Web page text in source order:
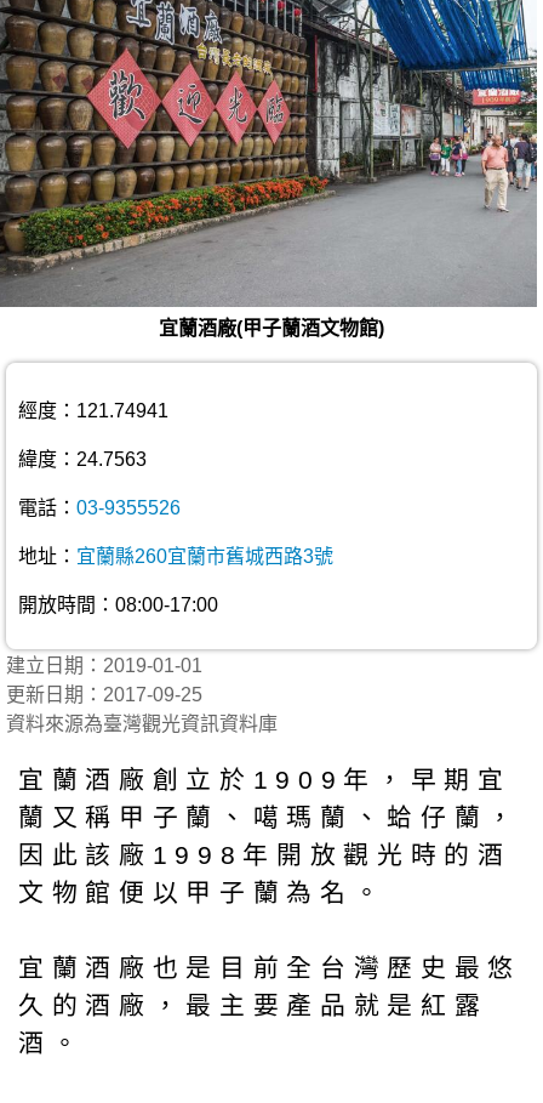
宜蘭酒廠(甲子蘭酒文物館)
經度：121.74941
緯度：24.7563
電話： 03-9355526
地址： 宜蘭縣260宜蘭市舊城西路3號
開放時間：08:00-17:00
建立日期：2019-01-01
更新日期：2017-09-25
資料來源為臺灣觀光資訊資料庫
宜蘭酒廠創立於1909年，早期宜
蘭又稱甲子蘭、噶瑪蘭、蛤仔蘭，
因此該廠1998年開放觀光時的酒
文物館便以甲子蘭為名。
宜蘭酒廠也是目前全台灣歷史最悠
久的酒廠，最主要產品就是紅露
酒。